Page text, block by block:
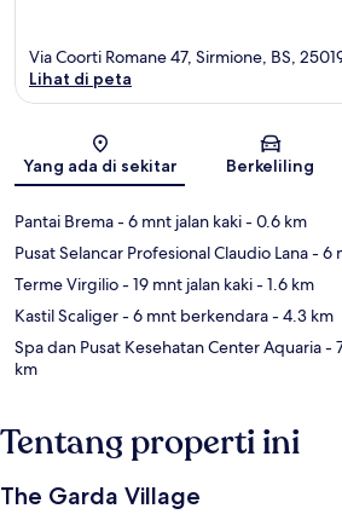
Peta
Via Coorti Romane 47, Sirmione, BS,
Lihat di peta
Yang ada di sekitar Berkeliling
Pantai Brema- 6 mnt jalan kaki- 0.6 km
Pusat Selancar Profesional Claudio Lana- 6
Terme Virgilio- 19 mnt jalan kaki- 1.6 km
Kastil Scaliger- 6 mnt berkendara- 4.3 km
Spa dan Pusat Kesehatan Center Aquaria-
km
Tentang properti ini
The Garda Village